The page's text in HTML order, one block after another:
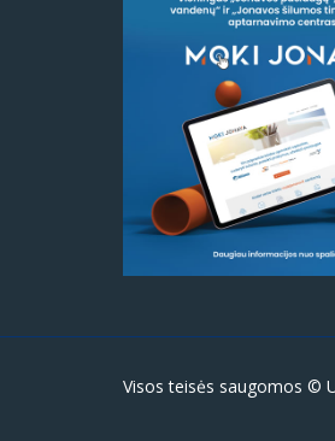
Visos teisės saugomos ©